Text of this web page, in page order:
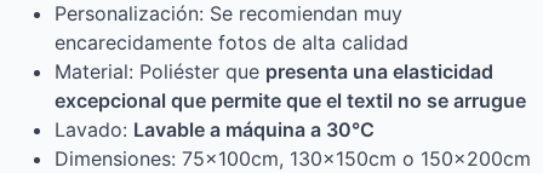
Personalización: Se recomiendan muy
encarecidamente fotos de alta calidad
Material: Poliéster que presenta una elasticidad
excepcional que permite que el textil no se arrugue
Lavado: Lavable a máquina a 30°C
Dimensiones: 75x100cm, 130x150cm o 150x200cm